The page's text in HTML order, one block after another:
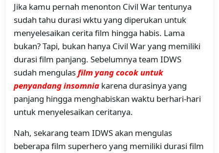
Jika kamu pernah menonton Civil War tentunya
sudah tahu durasi wktu yang diperukan untuk
menyelesaikan cerita film hingga habis. Lama
bukan? Tapi, bukan hanya Civil War yang memiliki
durasi film panjang. Sebelumnya team IDWS
sudah mengulasfilm yang cocok untuk
penyandang insomnia karena durasinya yang
panjang hingga menghabiskan waktu berhari-hari
untuk menyelesaikan ceritanya.
Nah, sekarang team IDWS akan mengulas
beberapa film superhero yang memiliki durasi film